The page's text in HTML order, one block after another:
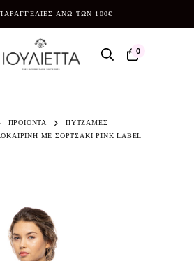
ΑΝΩ ΤΩΝ 100€
0
ΠΡΟΪΌΝΤΑ
ΠΥΤΖΑΜΕΣ
ΜΕ ΣΟΡΤΣΑΚΙ PINK LABEL